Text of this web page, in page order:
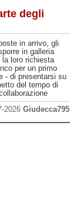
degli
in arrivo, gli
in galleria
la loro richiesta
per un primo
- di presentarsi su
del tempo di
2026Giudecca795